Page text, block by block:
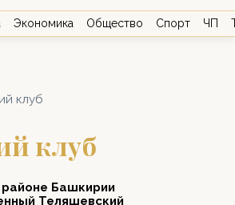
Экономика Общество Спорт ЧП
клуб
клуб
Башкирии
Теляшевский